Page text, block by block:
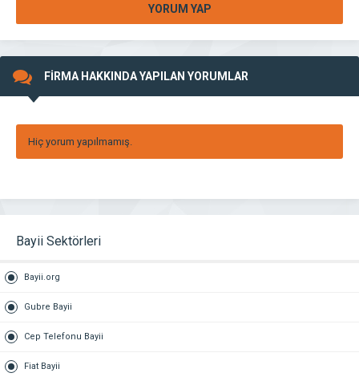
YORUM YAP
FİRMA HAKKINDA YAPILAN YORUMLAR
Hiç yorum yapılmamış.
Bayii Sektörleri
Bayii.org
Gubre Bayii
Cep Telefonu Bayii
Fiat Bayii